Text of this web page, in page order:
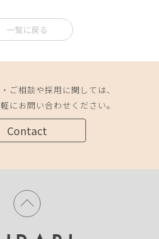
一覧に戻る
ご相談や採用に関しては、
にお問い合わせください。
Contact